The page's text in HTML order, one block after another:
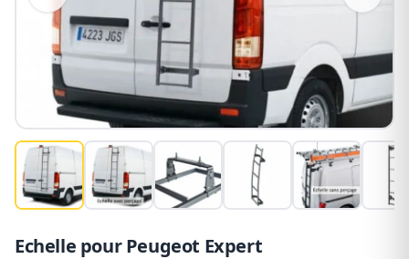
Echelle pour Peugeot Expert